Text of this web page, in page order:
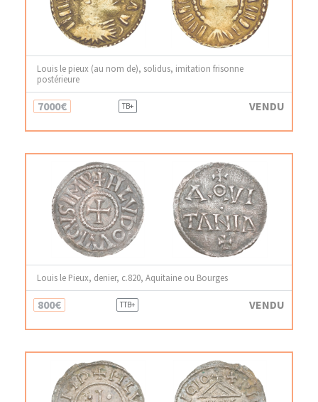
Louis le pieux (au nom de), solidus, imitation frisonne
postérieure
7000€ TB+ VENDU
Louis le Pieux, denier, c.820, Aquitaine ou Bourges
800€ TTB+ VENDU